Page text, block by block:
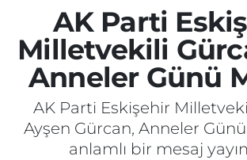
AK Parti
Milletvekili
Anneler Günü
AK Parti Eskişehir
Ayşen Gürcan, Anneler Günü
anlamlı bir mesaj
ASAYİŞ
SİYASET
EKONOMİ
SAĞLIK
İletişim
Künye
Süper Lig Puan Durumu ve
Tüm Manşetler
Son Dakika Haberleri
Haber Arşivi